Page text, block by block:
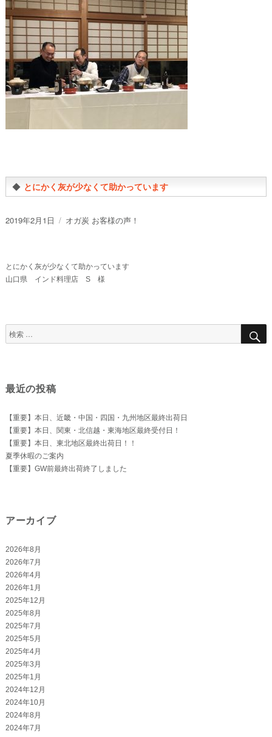
◆ とにかく灰が少なくて助かっています
投
2019年2月1日
カ
ー
オガ炭 お客様の声！
とにかく灰が少なくて助かっています
山口県 インド料理店 S 様
検
索
最近の投稿
【重要】本日、近畿・中国・四国・九州地区最終出荷日
【重要】本日、関東・北信越・東海地区最終受付日！
【重要】本日、東北地区最終出荷日！！
夏季休暇のご案内
【重要】GW前最終出荷終了しました
アーカイブ
2026年8月
2026年7月
2026年4月
2026年1月
2025年12月
2025年8月
2025年7月
2025年5月
2025年4月
2025年3月
2025年1月
2024年12月
2024年10月
2024年8月
2024年7月